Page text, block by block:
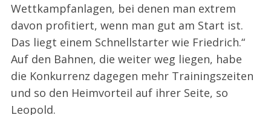
Wettkampfanlagen, bei denen man extrem
davon profitiert, wenn man gut am Start ist.
Das liegt einem Schnellstarter wie Friedrich.“
Auf den Bahnen, die weiter weg liegen, habe
die Konkurrenz dagegen mehr Trainingszeiten
und so den Heimvorteil auf ihrer Seite, so
Leopold.